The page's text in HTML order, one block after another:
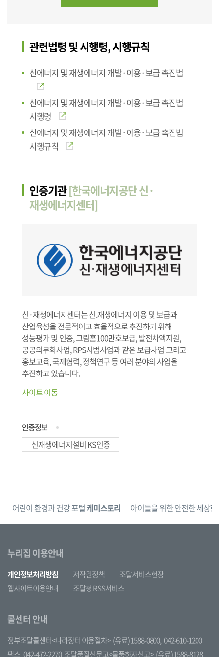
관련법령 및 시행령, 시행규칙
신에너지 및 재생에너지 개발·이용·보급 촉진법
신에너지 및 재생에너지 개발·이용·보급 촉진법
시행령
신에너지 및 재생에너지 개발·이용·보급 촉진법
시행규칙
인증기관[한국에너지공단 신·
재생에너지센터]
신·재생에너지센터는 신.재생에너지 이용 및 보급과
산업육성을 전문적이고 효율적으로 추진하기 위해
성능평가 및 인증, 그림홈100만호보급, 발전차액지원,
공공의무화사업, RPS시범사업과 같은 보급사업 그리고
홍보교육, 국제협력, 정책연구 등 여러 분야의 사업을
추진하고 있습니다.
사이트 이동
인증정보
신재생에너지설비 KS인증
어린이 환경과 건강 포털케미스토리 아이들을 위한 안전한 세상
누리집 이용안내
개인정보처리방침 저작권정책
조달서비스헌장
웹사이트이용안내
조달청 RSS서비스
콜센터 안내
정부조달콜센터<나라장터 이용절차> (유료) 1588-0800, 042-610-1200
팩스 : 042-472-2270 조달품질신문고<물품하자신고> (유료) 1588-8128